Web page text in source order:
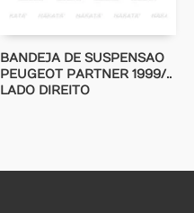
BANDEJA DE SUSPENSAO
PEUGEOT PARTNER 1999/..
LADO DIREITO